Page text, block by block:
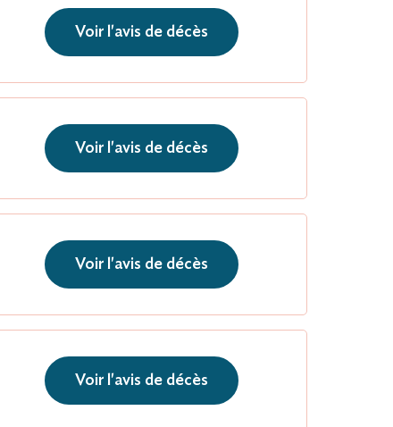
Voir l'avis de décès
Voir l'avis de décès
Voir l'avis de décès
Voir l'avis de décès